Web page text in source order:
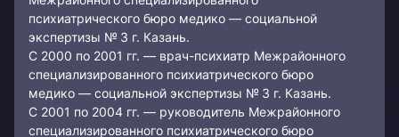
психиатрического бюро медико — социальной
экспертизы № 3 г. Казань.
С 2000 по 2001 гг. — врач-психиатр Межрайонного
специализированного психиатрического бюро
медико — социальной экспертизы № 3 г. Казань.
С 2001 по 2004 гг. — руководитель Межрайонного
специализированного психиатрического бюро